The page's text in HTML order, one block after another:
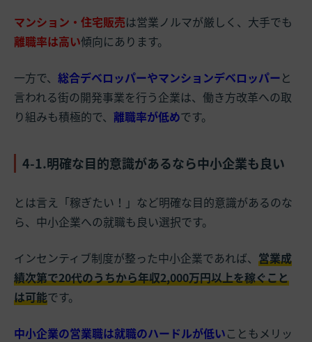
マンション・住宅販売は営業ノルマが厳しく、大手でも
離職率は高い傾向にあります。
一方で、 総合デベロッパーやマンションデベロッパーと
言われる街の開発事業を行う企業は、働き方改革への取
り組みも積極的で、 離職率が低めです。
4-1.明確な目的意識があるなら中小企業も良い
とは言え「稼ぎたい！」など明確な目的意識があるのな
ら、中小企業への就職も良い選択です。
インセンティブ制度が整った中小企業であれば、 営業成
績次第で20代のうちから年収2,000万円以上を稼ぐこと
は可能です。
中小企業の営業職は就職のハードルが低いこともメリッ